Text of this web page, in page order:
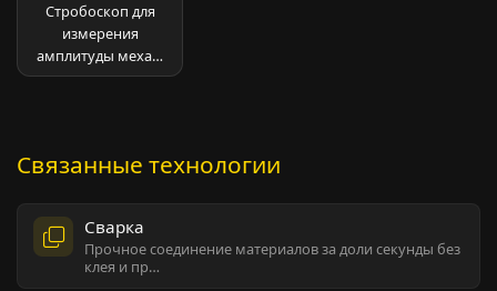
Стробоскоп для
измерения
амплитуды меха…
Связанные технологии
Сварка
Прочное соединение материалов за доли секунды без
клея и пр…